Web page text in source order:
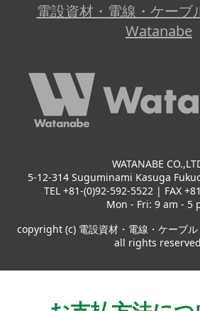
電設資材・電線・ケーブ
Watanabe
WATANABE
5-12-314 Suguminami Kasuga
TEL +81-(0)92-592-5522 | FAX
Mon - Fri: 9 am - 5
copyright (c) 電設資材・電線・ケーブ
all rights